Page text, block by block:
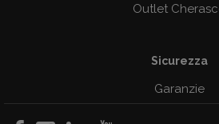
Outlet
Sicurezza
Garanzie